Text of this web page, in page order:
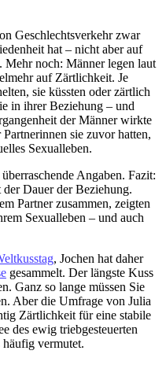
Geschlechtsverkehr zwar
hat – nicht aber auf
noch: Männer legen laut
auf Zärtlichkeit. Je
sie küssten oder zärtlich
in ihrer Beziehung – und
der Männer wirkte
sie zuvor hatten,
Sexualleben.
Angaben. Fazit:
Dauer der Beziehung.
Partner zusammen, zeigten
Sexualleben – und auch
, Jochen hat daher
gesammelt. Der längste Kuss
Ganz so lange müssen Sie
Aber die Umfrage von Julia
Zärtlichkeit für eine stabile
des ewig triebgesteuerten
vermutet.